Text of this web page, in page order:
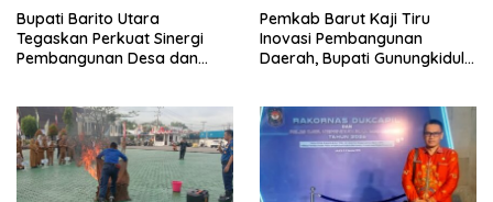
Bupati Barito Utara
Tegaskan Perkuat Sinergi
Pembangunan Desa dan
Pemkab Barut Kaji Tiru
Inovasi Pembangunan
Daerah, Bupati Gunungkidul
Lokal dan Pelestarian
Lingkungan